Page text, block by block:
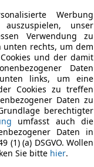
Werbung
unser
Verwendung zu
unten rechts, um dem
und der damit
Daten
links, um eine
Cookies zu treffen
Daten zu
berechtigter
umfasst auch die
Daten in
(1) (a) DSGVO. Wollen
Sie bitte hier.